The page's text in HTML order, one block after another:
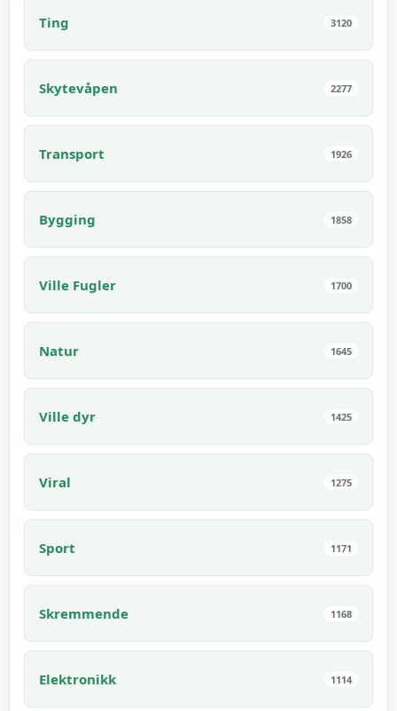
Ting 3120
Skytevåpen 2277
Transport 1926
Bygging 1858
Ville Fugler 1700
Natur 1645
Ville dyr 1425
Viral 1275
Sport 1171
Skremmende 1168
Elektronikk 1114